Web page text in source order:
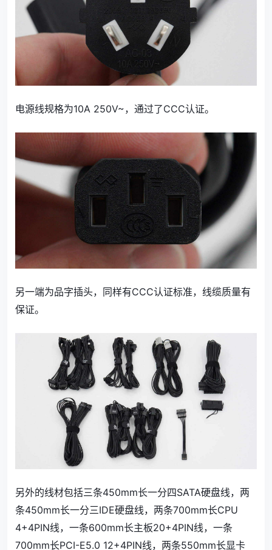
电源线规格为10A 250V~，通过了CCC认证。
另一端为品字插头，同样有CCC认证标准，线缆质量有
保证。
另外的线材包括三条450mm长一分四SATA硬盘线，两
条450mm长一分三IDE硬盘线，两条700mm长CPU
4+4PIN线，一条600mm长主板20+4PIN线，一条
700mm长PCI-E5.0 12+4PIN线，两条550mm长显卡